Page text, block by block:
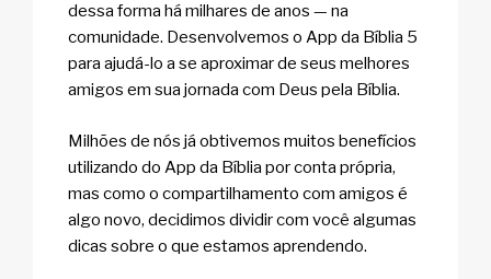
dessa forma há milhares de anos — na
comunidade. Desenvolvemos o App da Bíblia 5
para ajudá-lo a se aproximar de seus melhores
amigos em sua jornada com Deus pela Bíblia.
Milhões de nós já obtivemos muitos benefícios
utilizando do App da Bíblia por conta própria,
mas como o compartilhamento com amigos é
algo novo, decidimos dividir com você algumas
dicas sobre o que estamos aprendendo.